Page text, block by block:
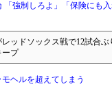
強制しろよ」「保険にも
ッドソックス戦で12試合
ープ
ヘルを超えてしまう